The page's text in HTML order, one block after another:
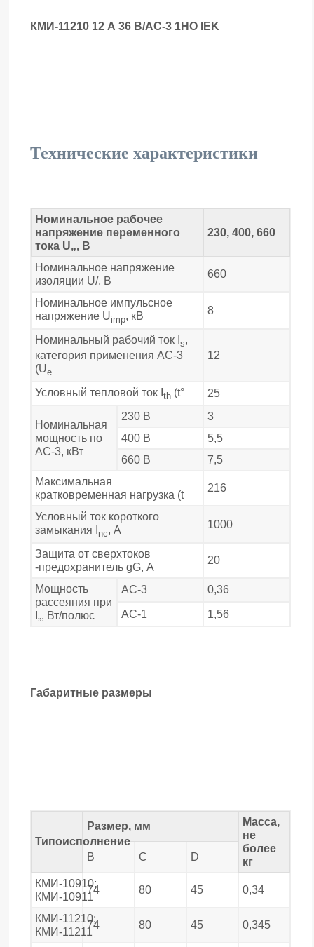
КМИ-11210 12 А 36 В/АС-3 1НО IEK
Технические характеристики
Номинальное рабочее
напряжение переменного
тока U„, В
230, 400, 660
Номинальное напряжение
изоляции U/, В
660
Номинальное импульсное
напряжение Uimp, кВ 8
Номинальный рабочий ток I s,
категория применения АС-3
(Ue
12
Условный тепловой ток I th (t° 25
Номинальная
мощность по
АС-3, кВт
230 В
3
400 В
5,5
660 В
7,5
Максимальная
кратковременная нагрузка (t
216
Условный ток короткого
замыкания I
nc, А 1000
Защита от сверхтоков
-предохранитель gG, А
20
Мощность
рассеяния при
I„, Вт/полюс
АС-3 0,36
АС-1 1,56
Габаритные размеры
Типоисполнение
Размер, мм
Масса,
не
более
кг
В С D
КМИ-10910;
КМИ-10911
74 80 45 0,34
КМИ-11210;
КМИ-11211
74 80 45 0,345